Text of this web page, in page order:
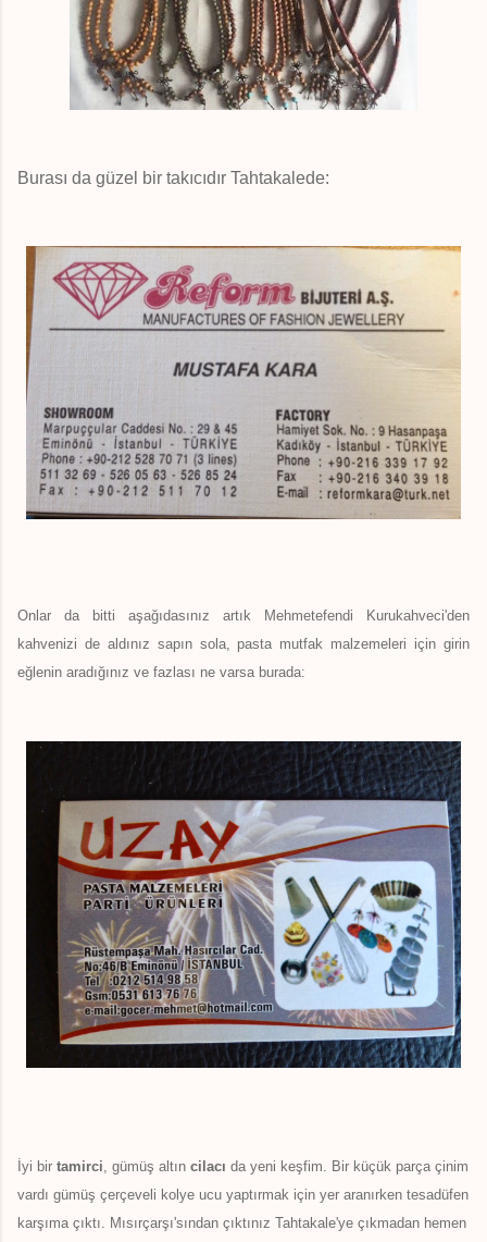
Burası da güzel bir takıcıdır Tahtakalede:
Onlar da bitti aşağıdasınız artık Mehmetefendi Kurukahveci'den
kahvenizi de aldınız sapın sola, pasta mutfak malzemeleri için girin
eğlenin aradığınız ve fazlası ne varsa burada:
İyi bir tamirci , gümüş altın cilacı da yeni keşfim. Bir küçük parça çinim
vardı gümüş çerçeveli kolye ucu yaptırmak için yer aranırken tesadüfen
karşıma çıktı. Mısırçarşı'sından çıktınız Tahtakale'ye çıkmadan hemen